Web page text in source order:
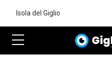
Isola del Giglio